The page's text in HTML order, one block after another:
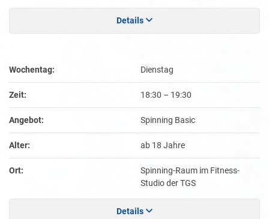
Details
Wochentag: Dienstag
Zeit: 18:30 – 19:30
Angebot: Spinning Basic
Alter: ab 18 Jahre
Ort:
Spinning-Raum im Fitness-
Studio der TGS
Details